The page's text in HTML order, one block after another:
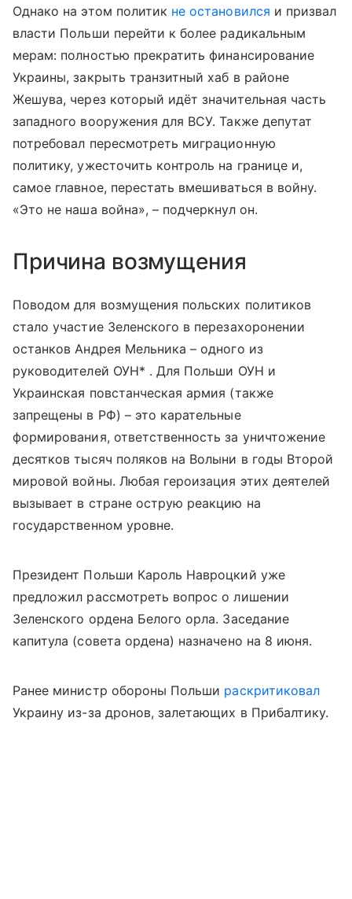
Однако на этом политик не остановился и призвал
власти Польши перейти к более радикальным
мерам: полностью прекратить финансирование
Украины, закрыть транзитный хаб в районе
Жешува, через который идёт значительная часть
западного вооружения для ВСУ. Также депутат
потребовал пересмотреть миграционную
политику, ужесточить контроль на границе и,
самое главное, перестать вмешиваться в войну.
«Это не наша война», – подчеркнул он.
Причина возмущения
Поводом для возмущения польских политиков
стало участие Зеленского в перезахоронении
останков Андрея Мельника – одного из
руководителей ОУН* . Для Польши ОУН и
Украинская повстанческая армия (также
запрещены в РФ) – это карательные
формирования, ответственность за уничтожение
десятков тысяч поляков на Волыни в годы Второй
мировой войны. Любая героизация этих деятелей
вызывает в стране острую реакцию на
государственном уровне.
Президент Польши Кароль Навроцкий уже
предложил рассмотреть вопрос о лишении
Зеленского ордена Белого орла. Заседание
капитула (совета ордена) назначено на 8 июня.
Ранее министр обороны Польши раскритиковал
Украину из-за дронов, залетающих в Прибалтику.